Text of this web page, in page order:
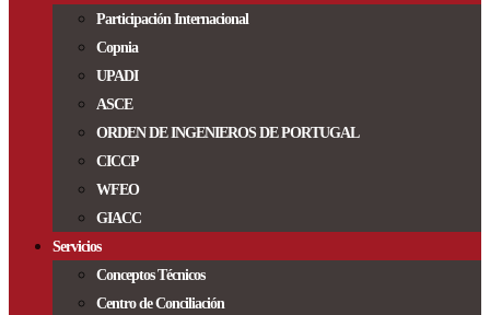
Participación Internacional
Copnia
UPADI
ASCE
ORDEN DE INGENIEROS DE PORTUGAL
CICCP
WFEO
GIACC
Servicios
Conceptos Técnicos
Centro de Conciliación